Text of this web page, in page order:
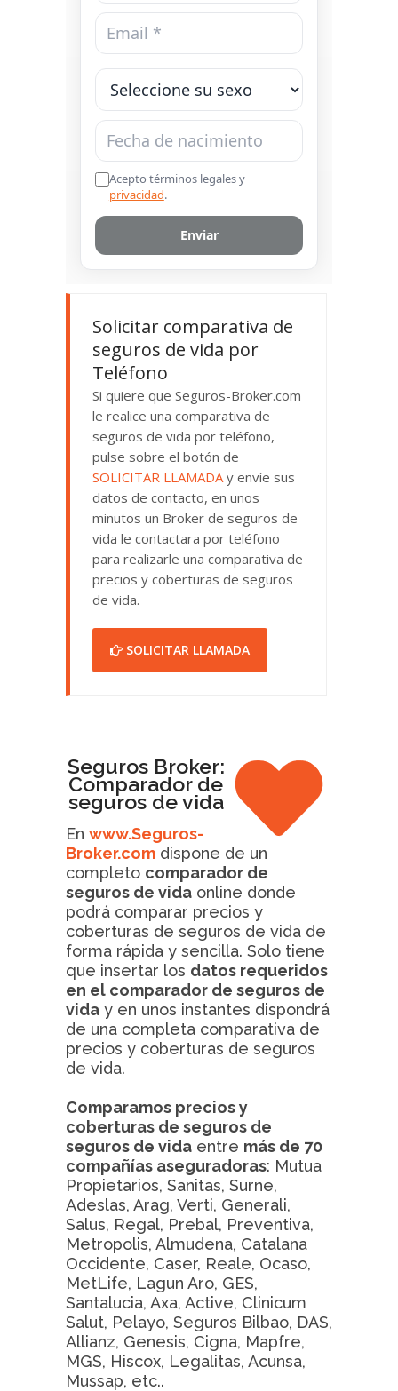
Solicitar comparativa de
seguros de vida por
Teléfono
Si quiere que Seguros-Broker.com
le realice una comparativa de
seguros de vida por teléfono,
pulse sobre el botón de
SOLICITAR LLAMADAy envíe sus
datos de contacto, en unos
minutos un Broker de seguros de
vida le contactara por teléfono
para realizarle una comparativa de
precios y coberturas de seguros
de vida.
SOLICITAR LLAMADA
Seguros Broker:
Comparador de
seguros de vida
En www.Seguros-
Broker.com dispone de un
completo comparador de
seguros de vida online donde
podrá comparar precios y
coberturas de seguros de vida de
forma rápida y sencilla. Solo tiene
que insertar los datos requeridos
en el comparador de seguros de
vida y en unos instantes dispondrá
de una completa comparativa de
precios y coberturas de seguros
de vida.
Comparamos precios y
coberturas de seguros de
seguros de vida entre más de 70
compañías aseguradoras: Mutua
Propietarios, Sanitas, Surne,
Adeslas, Arag, Verti, Generali,
Salus, Regal, Prebal, Preventiva,
Metropolis, Almudena, Catalana
Occidente, Caser, Reale, Ocaso,
MetLife, Lagun Aro, GES,
Santalucia, Axa, Active, Clinicum
Salut, Pelayo, Seguros Bilbao, DAS,
Allianz, Genesis, Cigna, Mapfre,
MGS, Hiscox, Legalitas, Acunsa,
Mussap, etc..